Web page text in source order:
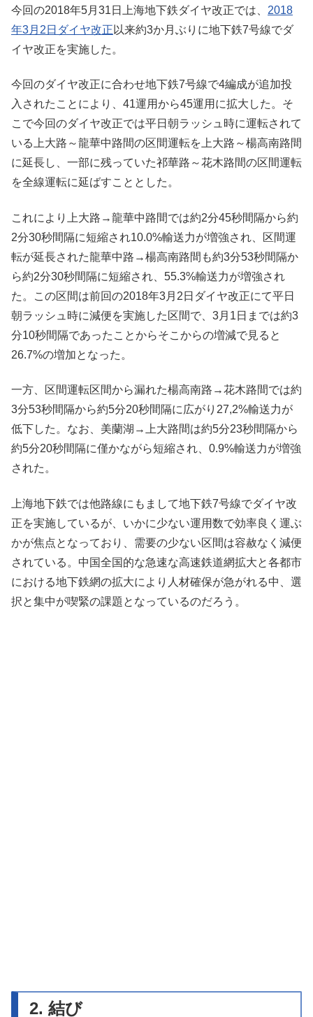
今回の2018年5月31日上海地下鉄ダイヤ改正では、 2018
年3月2日ダイヤ改正 以来約3か月ぶりに地下鉄7号線でダ
イヤ改正を実施した。
今回のダイヤ改正に合わせ地下鉄7号線で4編成が追加投
入されたことにより、41運用から45運用に拡大した。そ
こで今回のダイヤ改正では平日朝ラッシュ時に運転されて
いる上大路～龍華中路間の区間運転を上大路～楊高南路間
に延長し、一部に残っていた祁華路～花木路間の区間運転
を全線運転に延ばすこととした。
これにより上大路→龍華中路間では約2分45秒間隔から約
2分30秒間隔に短縮され10.0%輸送力が増強され、区間運
転が延長された龍華中路→楊高南路間も約3分53秒間隔か
ら約2分30秒間隔に短縮され、55.3%輸送力が増強され
た。この区間は前回の2018年3月2日ダイヤ改正にて平日
朝ラッシュ時に減便を実施した区間で、3月1日までは約3
分10秒間隔であったことからそこからの増減で見ると
26.7%の増加となった。
一方、区間運転区間から漏れた楊高南路→花木路間では約
3分53秒間隔から約5分20秒間隔に広がり27,2%輸送力が
低下した。なお、美蘭湖→上大路間は約5分23秒間隔から
約5分20秒間隔に僅かながら短縮され、0.9%輸送力が増強
された。
上海地下鉄では他路線にもまして地下鉄7号線でダイヤ改
正を実施しているが、いかに少ない運用数で効率良く運ぶ
かが焦点となっており、需要の少ない区間は容赦なく減便
されている。中国全国的な急速な高速鉄道網拡大と各都市
における地下鉄網の拡大により人材確保が急がれる中、選
択と集中が喫緊の課題となっているのだろう。
2. 結び